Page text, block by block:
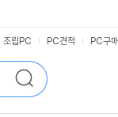
검
색
조립PC PC견적 PC구